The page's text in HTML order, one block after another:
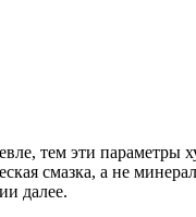
тем эти параметры
смазка, а не
далее.